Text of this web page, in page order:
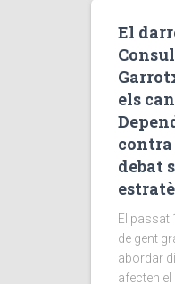
El
els
debat
El passat
de gent
abordar
afecten